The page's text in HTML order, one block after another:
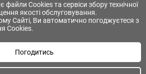
файли Cookies та сервіси збору технічної
якості обслуговування.
Сайті, Ви автоматично погоджуєтеся з
Cookies.
Погодитись
All rights reserved.